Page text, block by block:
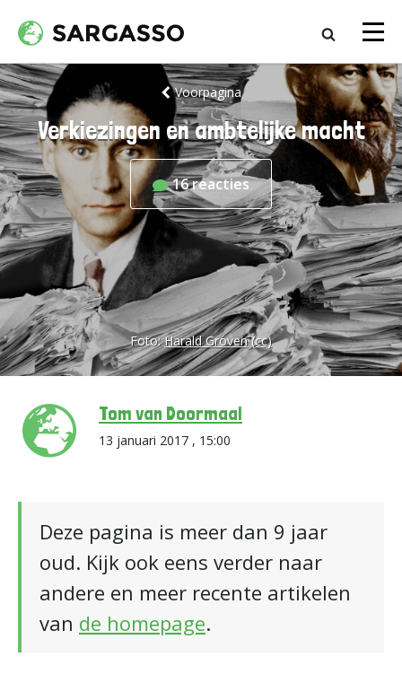
Voorpagina
Verkiezingen en ambtelijke macht
16reacties
Foto:Harald Groven (cc)
Tom van Doormaal
13 januari 2017 , 15:00
Deze pagina is meer dan 9 jaar
oud. Kijk ook eens verder naar
andere en meer recente artikelen
van de homepage.